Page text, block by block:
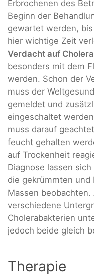
Erbrochenen des
Beginn der
gewartet werden,
hier wichtige Zeit
Verdacht auf Cholera
besonders mit dem
werden. Schon der
muss der
gemeldet und
eingeschaltet
muss darauf
feucht gehalten
auf Trockenheit
Diagnose lassen
die gekrümmten und
Massen
verschiedene
Cholerabakterien
jedoch beide gleich
Therapie